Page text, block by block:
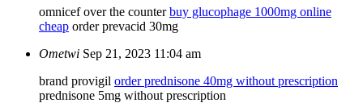
omnicef over the counterbuy glucophage 1000mg online
cheap order prevacid 30mg
Ometwi Sep 21, 2023 11:04 am
brand provigil order prednisone 40mg without prescription
prednisone 5mg without prescription